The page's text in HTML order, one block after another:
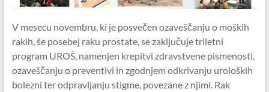
V mesecu novembru, ki je posvečen ozaveščanju o moških
rakih, še posebej raku prostate, se zaključuje triletni
program UROŠ, namenjen krepitvi zdravstvene pismenosti,
ozaveščanju o preventivi in zgodnjem odkrivanju uroloških
bolezni ter odpravljanju stigme, povezane z njimi. Rak